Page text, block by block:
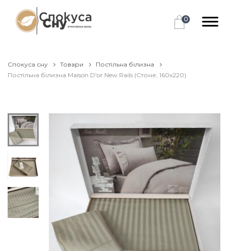
0
Спокуса сну Товари
Постільна білизна
Постільна білизна Maison D'or New Rails (Стоне, 160х220)